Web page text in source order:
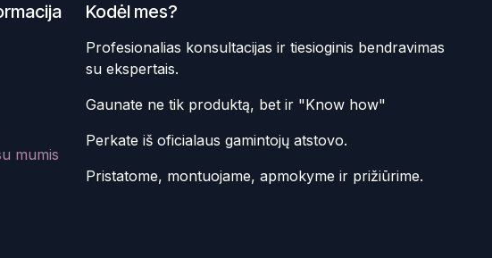
Kodėl mes?
Profesionalias konsultacijas ir tiesioginis bendravimas
su ekspertais.
Gaunate ne tik produktą, bet ir "Know how"
Perkate iš oficialaus gamintojų atstovo.
Pristatome, montuojame, apmokyme ir prižiūrime.
mumis